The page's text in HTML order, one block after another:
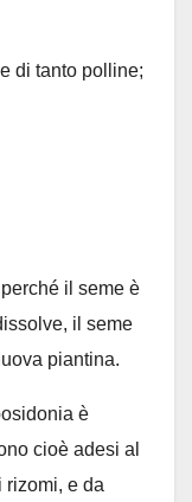
tanto polline;
il seme è
il seme
piantina.
è
cioè adesi al
rizomi, e da